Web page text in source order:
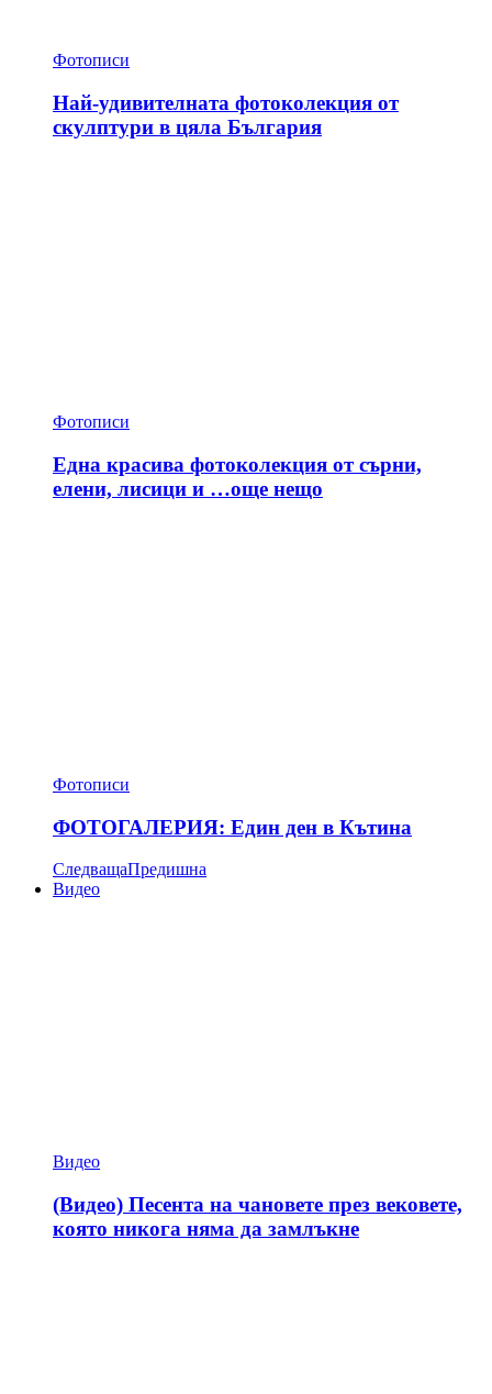
Фотописи
Най-удивителната фотоколекция от
скулптури в цяла България
Фотописи
Една красива фотоколекция от сърни,
елени, лисици и …още нещо
Фотописи
ФОТОГАЛЕРИЯ: Един ден в Кътина
СледващаПредишна
Видео
Видео
(Видео) Песента на чановете през вековете,
която никога няма да замлъкне